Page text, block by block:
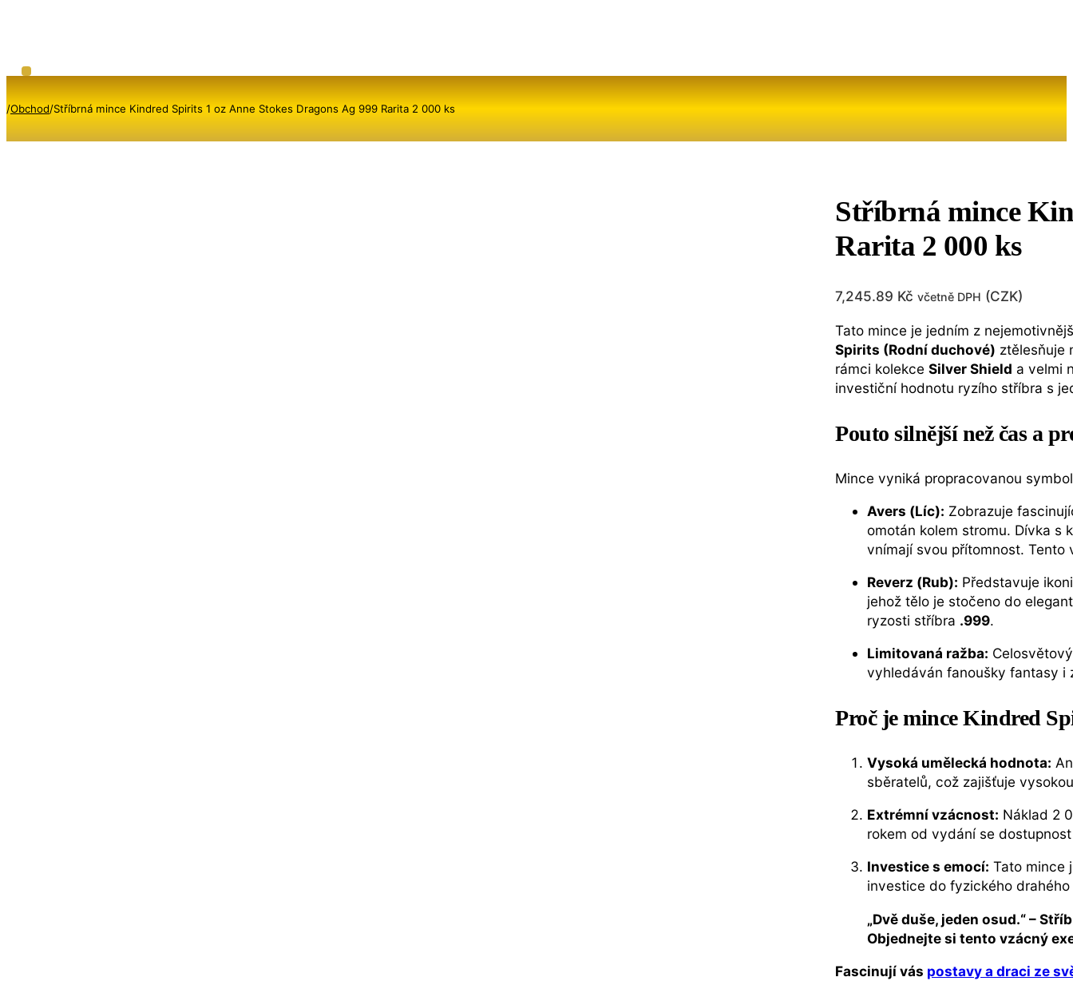
/Obchod/Stříbrná mince Kindred Spirits 1 oz Anne Stokes Dragons Ag 999 Rarita 2 000 ks
Stříbrná mince
Rarita 2 000 ks
7,245.89 Kč včetně DPH (CZK)
Tato mince je jedním z
Spirits (Rodní duchové) ztělesňuje
rámci kolekceSilver Shield a velmi
investiční hodnotu ryzího stříbra s
Pouto silnější než čas a
Mince vyniká propracovanou
Avers (Líc): Zobrazuje
omotán kolem stromu. Dívka s
vnímají svou přítomnost.
Reverz (Rub): Představuje
jehož tělo je stočeno do
ryzosti stříbra .999.
Limitovaná ražba:
vyhledáván fanoušky fantasy i
Proč je mince Kindred
Vysoká umělecká hodnota:
sběratelů, což zajišťuje
Extrémní vzácnost: Náklad 2
rokem od vydání se
Investice s emocí: Tato mince
investice do fyzického
„Dvě duše, jeden osud.“ –
Objednejte si tento vzácný
Fascinují vás postavy a draci ze